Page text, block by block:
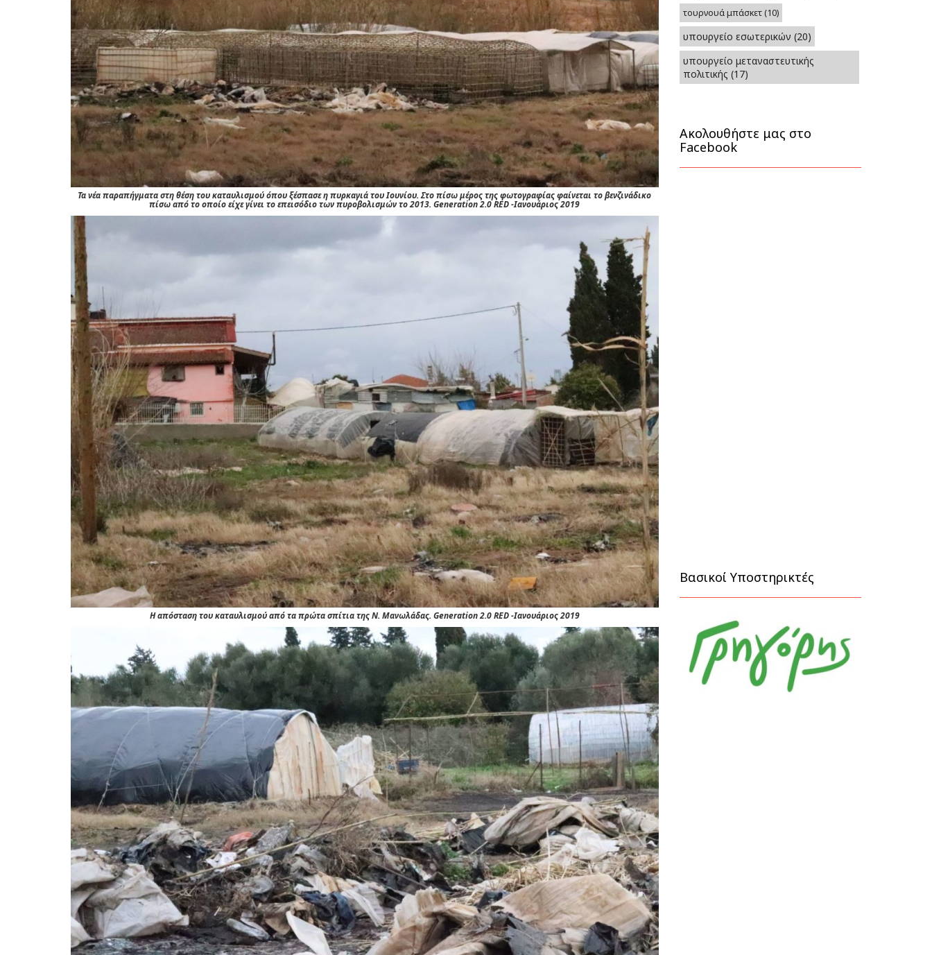
Τα νέα παραπήγματα στη θέση του καταυλισμού όπου ξέσπασε η πυρκαγιά του Ιουνίου. Στο πίσω μέρος της φωτογραφίας φαίνεται το βενζινάδικο
πίσω από το οποίο είχε γίνει το επεισόδιο των πυροβολισμών το 2013. Generation 2.0 RED -Ιανουάριος 2019
Η απόσταση του καταυλισμού από τα πρώτα σπίτια της Ν. Μανωλάδας. Generation 2.0 RED -Ιανουάριος 2019
τουρνουά μπάσκετ(10)
υπουργείο εσωτερικών (20)
υπουργείο μεταναστευτικής
πολιτικής (17)
Ακολουθήστε μας στο
Facebook
Βασικοί Υποστηρικτές